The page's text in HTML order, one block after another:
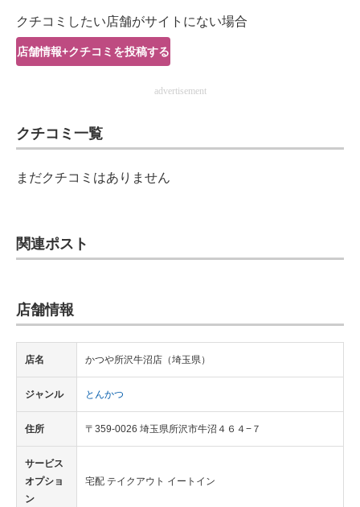
製造業のIT導入・活用を支援
エレクトロニクス専門サイト
電子設計の基本と応用
ちょっと気になるネットの話題
クチコミしたい店舗がサイトにない場合
店舗情報+クチコミを投稿する
advertisement
クチコミ一覧
まだクチコミはありません
関連ポスト
店舗情報
店名 かつや所沢牛沼店（埼玉県）
ジャンル とんかつ
住所 〒359-0026 埼玉県所沢市牛沼４６４−７
サービス
オプショ
ン
宅配 テイクアウト イートイン